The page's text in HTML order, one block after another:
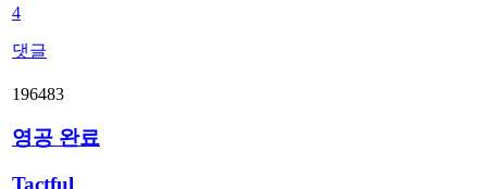
4
댓글
196483
영공 완료
Tactful